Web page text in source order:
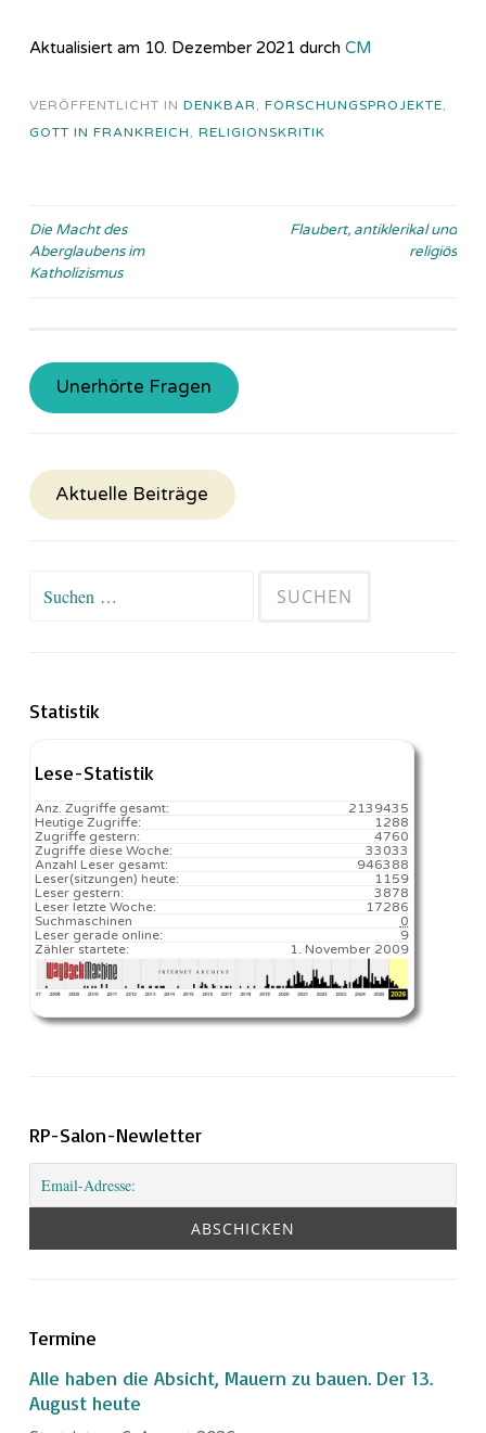
Aktualisiert am 10. Dezember 2021 durch CM
VERÖFFENTLICHT IN DENKBAR, FORSCHUNGSPROJEKTE,
GOTT IN FRANKREICH, RELIGIONSKRITIK
Beitragsnavigation
Die Macht des
Aberglaubens im
Katholizismus
Flaubert, antiklerikal und
religiös
Unerhörte Fragen
Aktuelle Beiträge
Suchen
Statistik
Lese-Statistik
2139435
Anz. Zugriffe gesamt:
1288
Heutige Zugriffe:
4760
Zugriffe gestern:
33033
Zugriffe diese Woche:
946388
Anzahl Leser gesamt:
1159️
Leser(sitzungen) heute:
3878
Leser gestern:
17286️
Leser letzte Woche:
0
Suchmaschinen
9
Leser gerade online:
1. November 2009
Zähler startete:
RP-Salon-Newletter
Termine
Alle haben die Absicht, Mauern zu bauen. Der 13.
August heute